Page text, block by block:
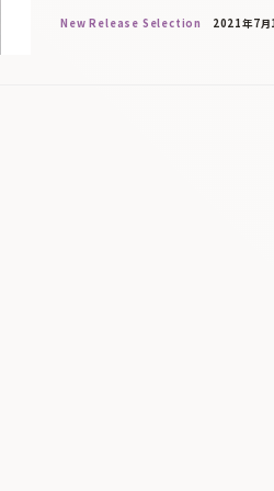
New Release Selection 2021年7月